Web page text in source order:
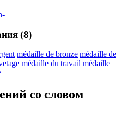
(8)
médaille de bronze médaille de
médaille du travail médaille
со словом